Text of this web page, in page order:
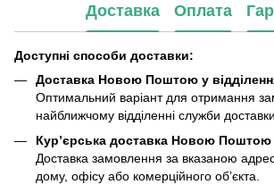
Доставка Оплата
Доступні способи доставки:
Доставка Новою Поштою у
Оптимальний варіант для отримання
найближчому відділенні служби доставки.
Кур’єрська доставка Новою Поштою
Доставка замовлення за вказаною
дому, офісу або комерційного об’єкта.